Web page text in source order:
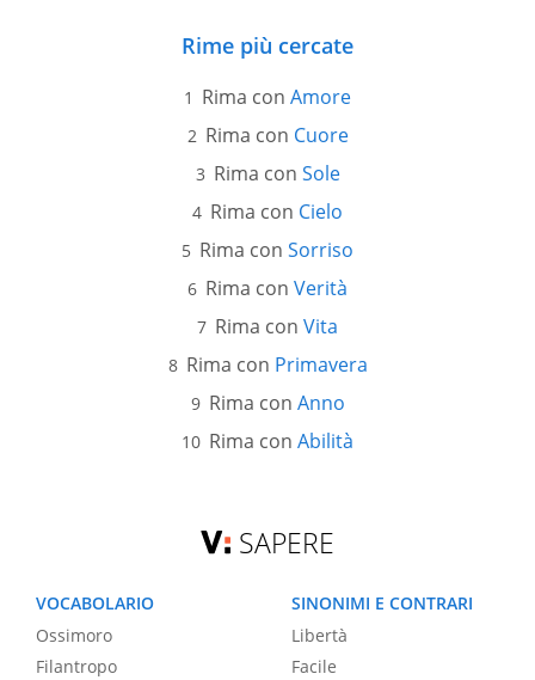
Rime più cercate
Rima con Amore
Rima con Cuore
Rima con Sole
Rima con Cielo
Rima con Sorriso
Rima con Verità
Rima con Vita
Rima con Primavera
Rima con Anno
Rima con Abilità
SAPERE
VOCABOLARIO
Ossimoro
Filantropo
SINONIMI E CONTRARI
Libertà
Facile